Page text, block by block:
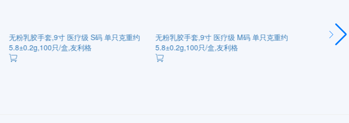
无粉乳胶手套,9寸 医疗级 S码 单只克重约
5.8±0.2g,100只/盒,友利格
无粉乳胶手套,9寸 医疗级 M码 单只克重约
5.8±0.2g,100只/盒,友利格
无粉乳胶手